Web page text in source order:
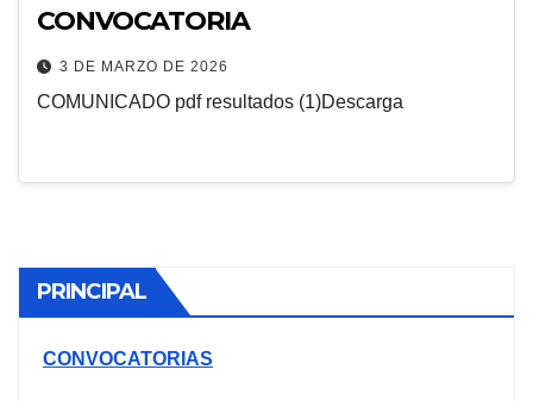
CONVOCATORIA
3 DE MARZO DE 2026
COMUNICADO pdf resultados (1)Descarga
PRINCIPAL
CONVOCATORIAS